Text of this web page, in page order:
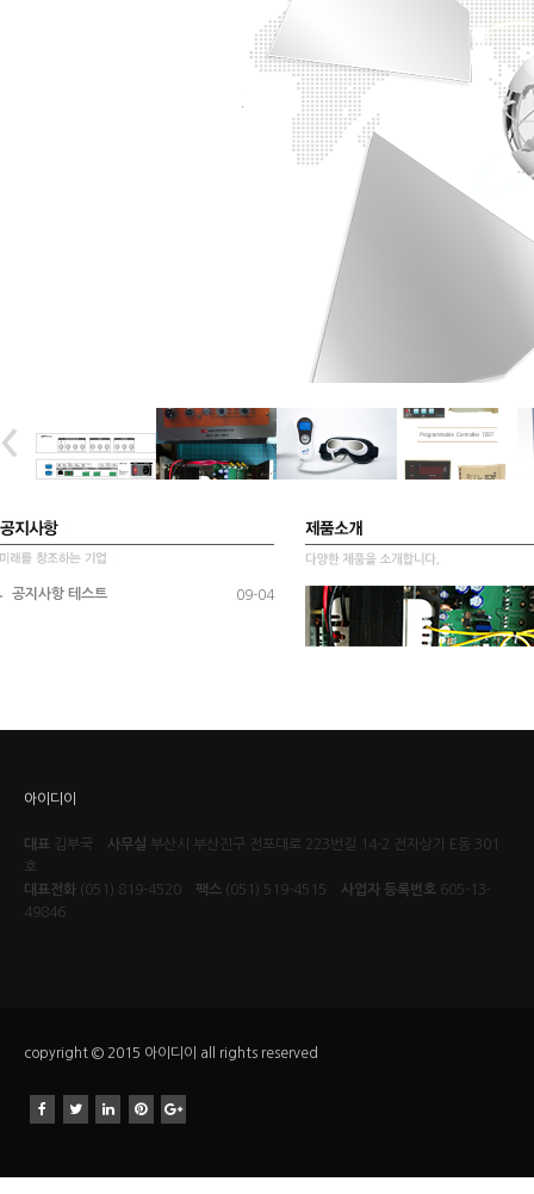
공지사항 테스트 09-04
아이디이
대표 김부국 사무실 부산시 부산진구 전포대로 223번길 14-2 전자상가 E동 301
호
대표전화 (051) 819-4520 팩스 (051) 519-4515 사업자 등록번호 605-13-
49846
copyright © 2015 아이디이 all rights reserved